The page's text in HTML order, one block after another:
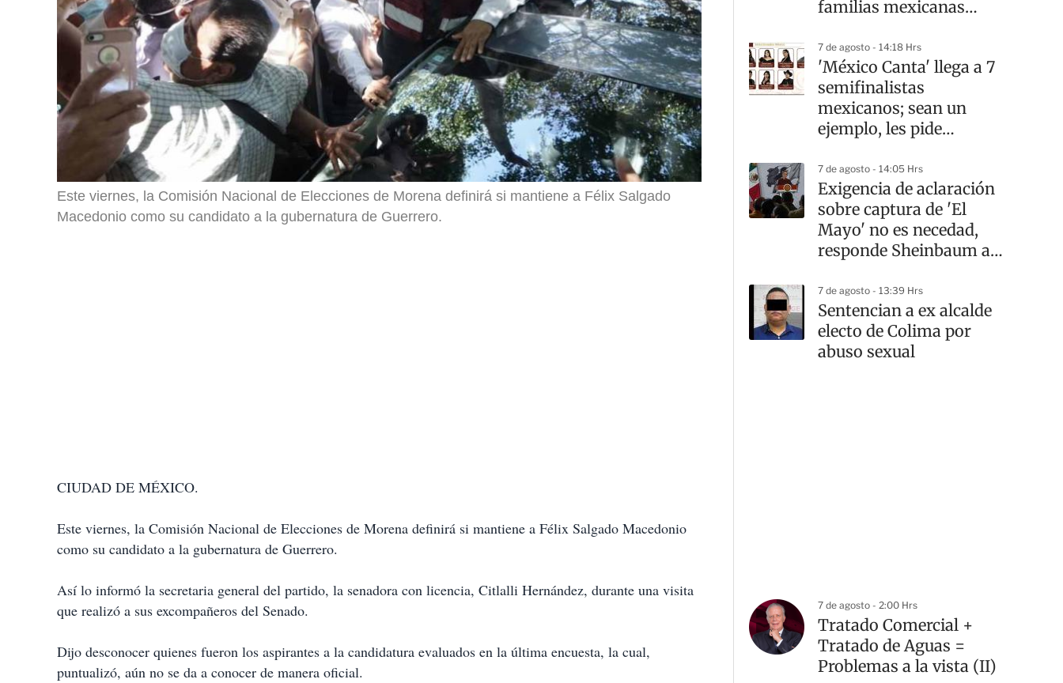
Este viernes, la Comisión Nacional de Elecciones de Morena definirá si mantiene a Félix Salgado
Macedonio como su candidato a la gubernatura de Guerrero.
CIUDAD DE MÉXICO.
Este viernes, la Comisión Nacional de Elecciones de Morena definirá si mantiene a Félix Salgado Macedonio
como su candidato a la gubernatura de Guerrero.
Así lo informó la secretaria general del partido, la senadora con licencia, Citlalli Hernández, durante una visita
que realizó a sus excompañeros del Senado.
Dijo desconocer quienes fueron los aspirantes a la candidatura evaluados en la última encuesta, la cual,
puntualizó, aún no se da a conocer de manera oficial.
familias mexicanas
7 de agosto - 14:18 Hrs
'México Canta' llega a 7
semifinalistas
mexicanos; sean un
ejemplo, les pide
7 de agosto - 14:05 Hrs
Exigencia de aclaración
sobre captura de 'El
Mayo' no es necedad,
responde Sheinbaum a
7 de agosto - 13:39 Hrs
Sentencian a ex alcalde
electo de Colima por
abuso sexual
7 de agosto - 2:00 Hrs
Tratado Comercial +
Tratado de Aguas =
Problemas a la vista (II)